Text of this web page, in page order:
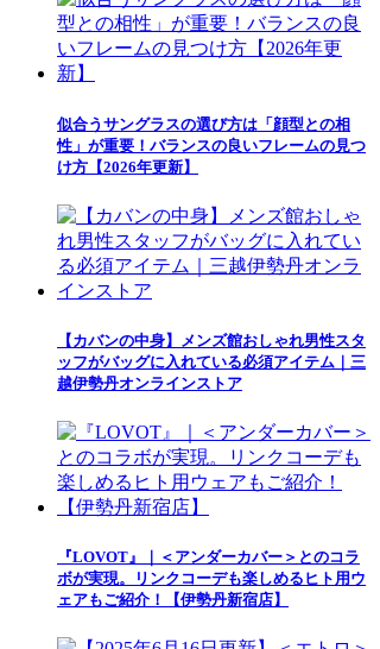
似合うサングラスの選び方は「顔型との相
性」が重要！バランスの良いフレームの見つ
け方【2026年更新】
【カバンの中身】メンズ館おしゃれ男性スタ
ッフがバッグに入れている必須アイテム｜三
越伊勢丹オンラインストア
『LOVOT』｜＜アンダーカバー＞とのコラ
ボが実現。リンクコーデも楽しめるヒト用ウ
ェアもご紹介！【伊勢丹新宿店】